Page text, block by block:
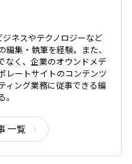
ネスやテクノロジーなど
集・執筆を経験。また、
なく、企業のオウンドメデ
レートサイトのコンテンツ
ィング業務に従事できる編
一覧